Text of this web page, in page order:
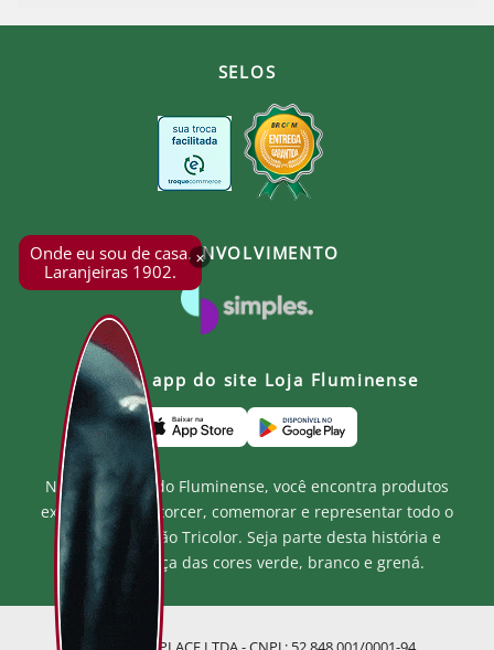
×
Onde eu sou de casa.
Laranjeiras 1902.
Na Loja Oficial do Fluminense, você encontra produtos
exclusivos para torcer, comemorar e representar todo o
orgulho e paixão Tricolor. Seja parte desta história e
mostre a força das cores verde, branco e grená.
SELOS
DESENVOLVIMENTO
Baixe o app do site Loja Fluminense